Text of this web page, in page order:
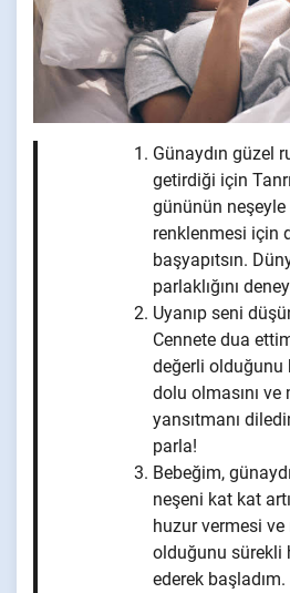
Günaydın güzel
getirdiği için
gününün
renklenmesi için
başyapıtsın.
parlaklığını
Uyanıp seni
Cennete dua
değerli olduğunu
dolu olmasını
yansıtmanı
parla!
Bebeğim,
neşeni kat kat
huzur vermesi
olduğunu sürekli
ederek